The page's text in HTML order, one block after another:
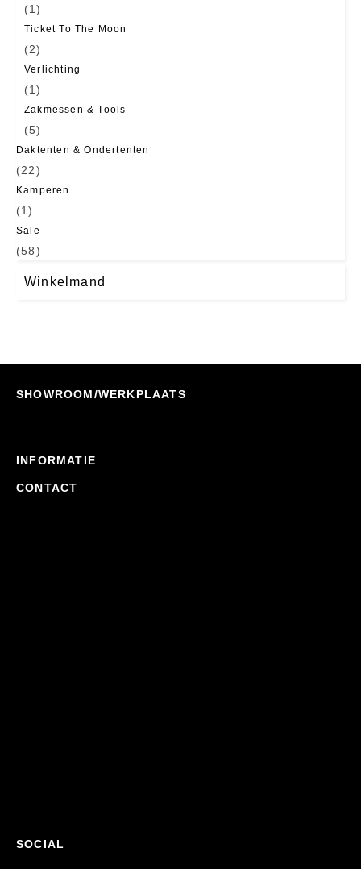
(1)
Ticket To The Moon
(2)
Verlichting
(1)
Zakmessen & Tools
(5)
Daktenten & Ondertenten
(22)
Kamperen
(1)
Sale
(58)
Winkelmand
SHOWROOM/WERKPLAATS
INFORMATIE
CONTACT
SOCIAL